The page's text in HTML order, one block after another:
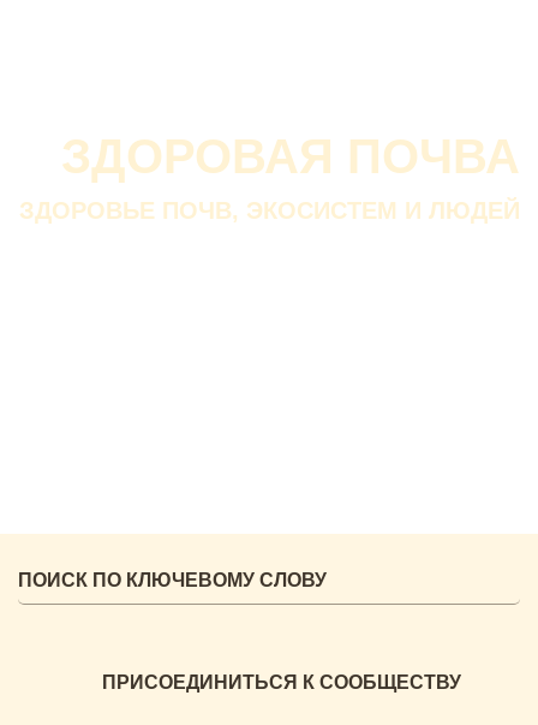
ЗДОРОВАЯ ПОЧВА
ЗДОРОВЬЕ ПОЧВ, ЭКОСИСТЕМ И ЛЮДЕЙ
ПРИСОЕДИНИТЬСЯ К СООБЩЕСТВУ